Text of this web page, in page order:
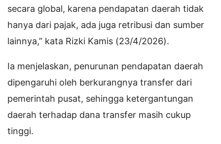
secara global, karena pendapatan daerah tidak
hanya dari pajak, ada juga retribusi dan sumber
lainnya,” kata Rizki Kamis (23/4/2026).
Ia menjelaskan, penurunan pendapatan daerah
dipengaruhi oleh berkurangnya transfer dari
pemerintah pusat, sehingga ketergantungan
daerah terhadap dana transfer masih cukup
tinggi.